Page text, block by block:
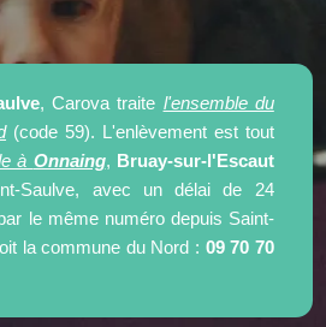
, Carova traite l'ensemble du
(code 59). L'enlèvement est tout
à Onnaing, Bruay-sur-l'Escaut
Saulve, avec un délai de 24
le même numéro depuis Saint-
la commune du Nord : 09 70 70